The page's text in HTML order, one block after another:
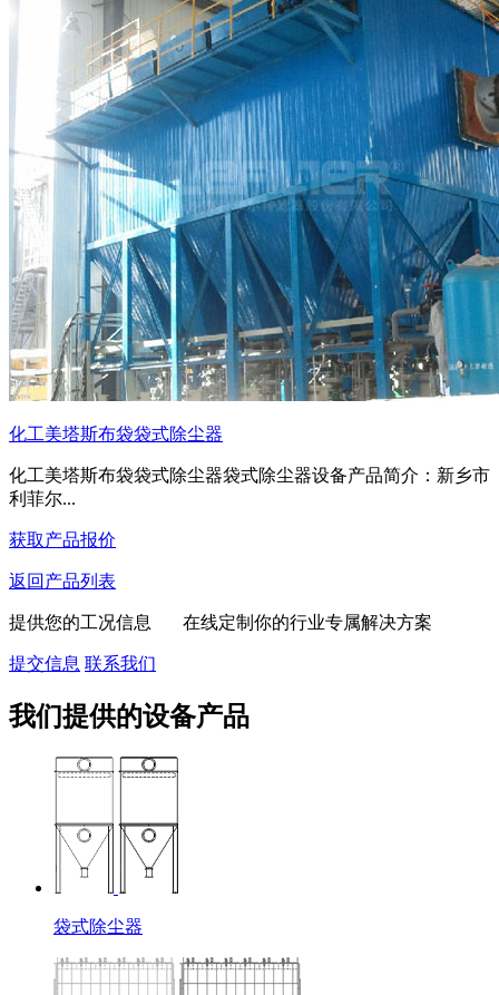
化工美塔斯布袋袋式除尘器
化工美塔斯布袋袋式除尘器袋式除尘器设备产品简介：新乡市
利菲尔...
获取产品报价
返回产品列表
提供您的工况信息 在线定制你的行业专属解决方案
提交信息 联系我们
我们提供的设备产品
袋式除尘器